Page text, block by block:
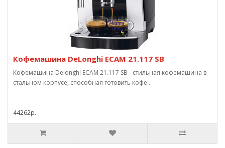
Кофемашина DeLonghi ECAM 21.117 SB
Кофемашина Delonghi ECAM 21.117 SB - стильная кофемашина в
стальном корпусе, способная готовить кофе..
44262р.